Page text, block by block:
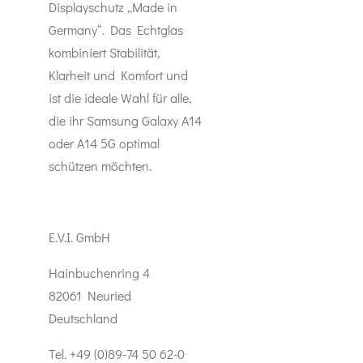
Displayschutz „Made in
Germany“. Das Echtglas
kombiniert Stabilität,
Klarheit und Komfort und
ist die ideale Wahl für alle,
die ihr Samsung Galaxy A14
oder A14 5G optimal
schützen möchten.
E.V.I. GmbH
Hainbuchenring 4
82061 Neuried
Deutschland
Tel. +49 (0)89-74 50 62-0